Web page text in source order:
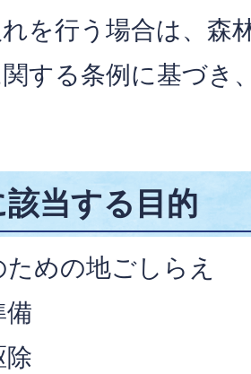
を行う場合は、森
する条例に基づき
当する目的
ための地ごしらえ
備
除